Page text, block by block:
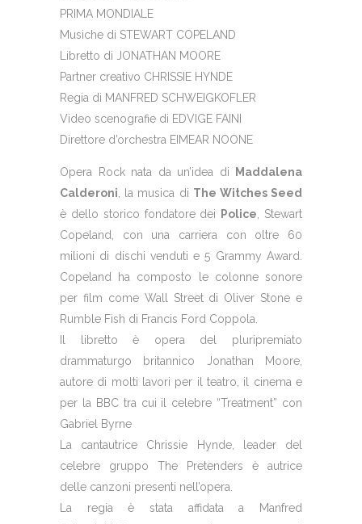
PRIMA MONDIALE
Musiche di STEWART COPELAND
Libretto di JONATHAN MOORE
Partner creativo CHRISSIE HYNDE
Regia di MANFRED SCHWEIGKOFLER
Video scenografie di EDVIGE FAINI
Direttore d’orchestra EIMEAR NOONE
Opera Rock nata da un’idea di
Maddalena
Calderoni , la musica di The Witches Seed
è dello storico fondatore dei
Police
Stewart
Copeland
, con una carriera con oltre 60
milioni di dischi venduti e 5 Grammy Award.
Copeland ha composto le colonne sonore
per film come Wall Street di Oliver Stone e
Rumble Fish di Francis Ford Coppola.
Il libretto è opera del pluripremiato
drammaturgo britannico Jonathan Moore,
autore di molti lavori per il teatro, il cinema e
per la BBC tra cui il celebre “Treatment” con
Gabriel Byrne
La cantautrice Chrissie Hynde, leader del
celebre gruppo The Pretenders è autrice
delle canzoni presenti nell’opera.
La regia è stata affidata a
Manfred